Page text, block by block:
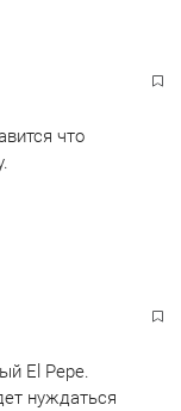
что
El Pepe.
нуждаться